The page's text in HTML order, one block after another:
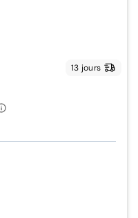
13 jours